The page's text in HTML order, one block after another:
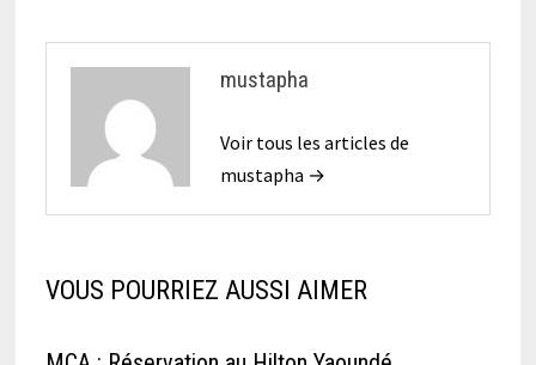
mustapha
Voir tous les articles de
mustapha →
VOUS POURRIEZ AUSSI AIMER